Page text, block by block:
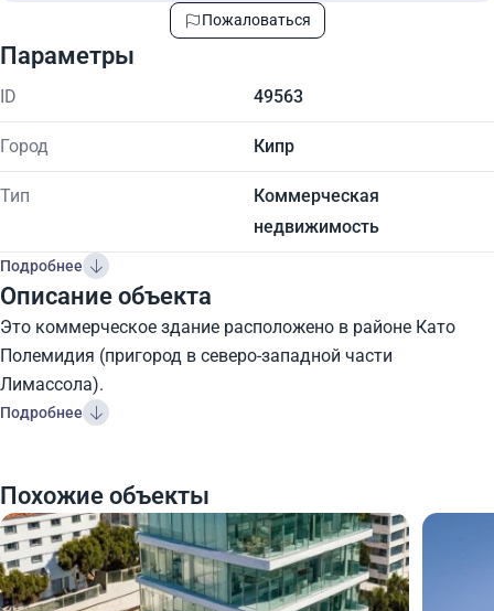
Пожаловаться
Параметры
ID 49563
Город Кипр
Тип
Коммерческая
недвижимость
Подробнее
Описание объекта
Это коммерческое здание расположено в районе Като
Полемидия (пригород в северо-западной части
Лимассола).
Подробнее
Похожие объекты